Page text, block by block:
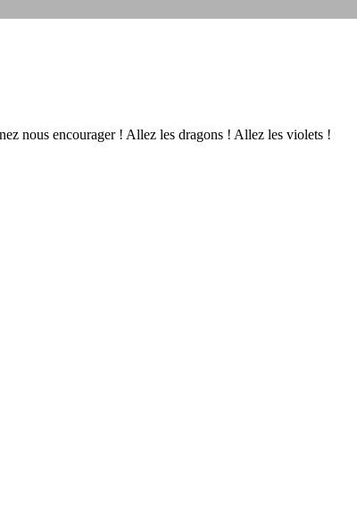
nous encourager ! Allez les dragons ! Allez les violets !